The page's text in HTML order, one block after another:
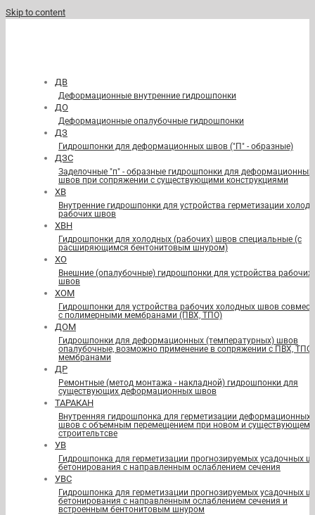
Skip to content
ДВ
Деформационные внутренние гидрошпонки
ДО
Деформационные опалубочные гидрошпонки
ДЗ
Гидрошпонки для деформационных швов ("П" - образные)
ДЗС
Заделочные "п" - образные гидрошпонки для деформационных
швов при сопряжении с существующими конструкциями
ХВ
Внутренние гидрошпонки для устройства герметизации
рабочих швов
ХВН
Гидрошпонки для холодных (рабочих) швов специальные (с
расширяющимся бентонитовым шнуром)
ХО
Внешние (опалубочные) гидрошпонки для устройства рабочих
швов
ХОМ
Гидрошпонки для устройства рабочих холодных швов
с полимерными мембранами (ПВХ, ТПО)
ДОМ
Гидрошпонки для деформационных (температурных) швов
опалубочные, возможно применение в сопряжении с ПВХ, ТПО
мембранами
ДР
Ремонтные (метод монтажа - накладной) гидрошпонки для
существующих деформационных швов
ТАРАКАН
Внутренняя гидрошпонка для герметизации деформационных
швов с объемным перемещением при новом и существующем
строительтсве
УВ
Гидрошпонка для герметизации прогнозируемых усадочных
бетонирования с направленным ослаблением сечения
УВС
Гидрошпонка для герметизации прогнозируемых усадочных
бетонирования с направленным ослаблением сечения и
встроенным бентонитовым шнуром